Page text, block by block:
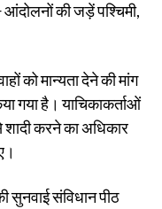
आंदोलनों की जड़ें पश्चिमी,
को मान्यता देने की मांग
गया है। याचिकाकर्ताओं
शादी करने का अधिकार
सुनवाई संविधान पीठ